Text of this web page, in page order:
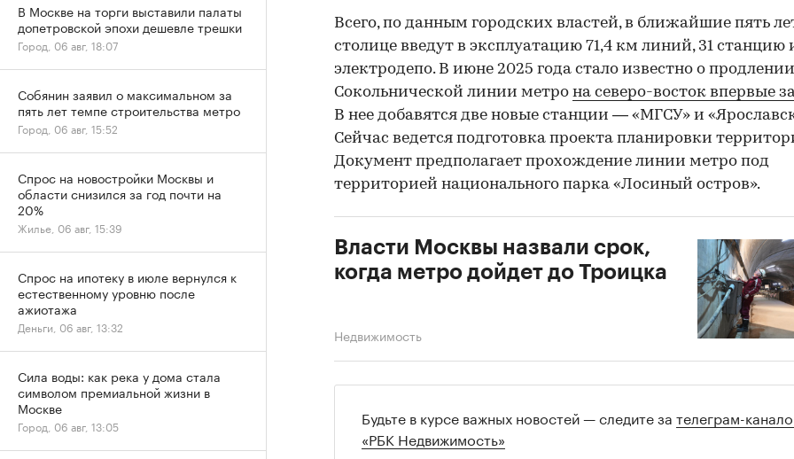
Всего, по данным городских властей, в ближайшие пять
столице введут в эксплуатацию 71,4 км линий, 31 станцию
электродепо. В июне 2025 года стало известно о продлении
Сокольнической линии метро на северо-восток впервые
В нее добавятся две новые станции — «МГСУ» и
Сейчас ведется подготовка проекта планировки
Документ предполагает прохождение линии метро под
территорией национального парка «Лосиный остров».
Власти Москвы назвали срок,
когда метро дойдет до Троицка
Недвижимость
Будьте в курсе важных новостей — следите за телеграм-
«РБК Недвижимость»
В Москве на торги выставили палаты
допетровской эпохи дешевле трешки
Город, 06 авг, 18:07
Собянин заявил о максимальном за
пять лет темпе строительства метро
Город, 06 авг, 15:52
Спрос на новостройки Москвы и
области снизился за год почти на
20%
Жилье, 06 авг, 15:39
Спрос на ипотеку в июле вернулся к
естественному уровню после
ажиотажа
Деньги, 06 авг, 13:32
Сила воды: как река у дома стала
символом премиальной жизни в
Москве
Город, 06 авг, 13:05